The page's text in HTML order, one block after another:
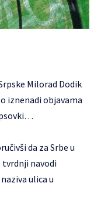
Milorad Dodik
iznenadi objavama
da za Srbe u
tvrdnji navodi
ulica u